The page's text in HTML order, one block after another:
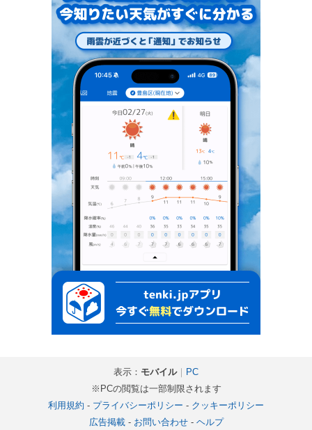
表示： モバイル｜ PC
※PCの閲覧は一部制限されます
利用規約 - プライバシーポリシー - クッキーポリシー
広告掲載- お問い合わせ- ヘルプ